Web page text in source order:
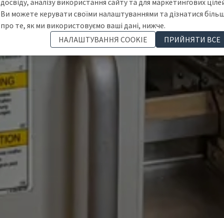
досвіду, аналізу використання сайту та для маркетингових
Ви можете керувати своїми налаштуваннями та дізнатися
про те, як ми використовуємо ваші дані, нижче.
НАЛАШТУВАННЯ COOKIE
ПРИЙНЯТИ ВСЕ